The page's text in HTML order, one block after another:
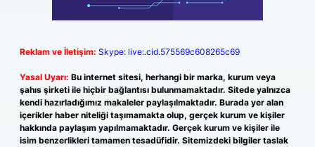
Reklam ve İletişim: Skype: live:.cid.575569c608265c69
Yasal Uyarı: Bu internet sitesi, herhangi bir marka, kurum veya
şahıs şirketi ile hiçbir bağlantısı bulunmamaktadır. Sitede yalnızca
kendi hazırladığımız makaleler paylaşılmaktadır. Burada yer alan
içerikler haber niteliği taşımamakta olup, gerçek kurum ve kişiler
hakkında paylaşım yapılmamaktadır. Gerçek kurum ve kişiler ile
isim benzerlikleri tamamen tesadüfidir. Sitemizdeki bilgiler taslak